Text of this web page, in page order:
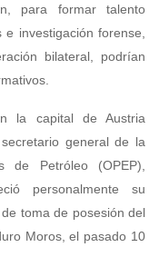
para formar talento
investigación forense,
bilateral, podrían
la capital de Austria
general de la
de Petróleo (OPEP),
personalmente su
toma de posesión del
Moros, el pasado 10